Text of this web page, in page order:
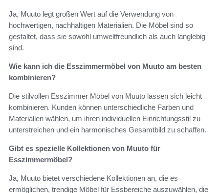
Ja, Muuto legt großen Wert auf die Verwendung von
hochwertigen, nachhaltigen Materialien. Die Möbel sind so
gestaltet, dass sie sowohl umweltfreundlich als auch langlebig
sind.
Wie kann ich die Esszimmermöbel von Muuto am besten
kombinieren?
Die stilvollen Esszimmer Möbel von Muuto lassen sich leicht
kombinieren. Kunden können unterschiedliche Farben und
Materialien wählen, um ihren individuellen Einrichtungsstil zu
unterstreichen und ein harmonisches Gesamtbild zu schaffen.
Gibt es spezielle Kollektionen von Muuto für
Esszimmermöbel?
Ja, Muuto bietet verschiedene Kollektionen an, die es
ermöglichen, trendige Möbel für Essbereiche auszuwählen, die